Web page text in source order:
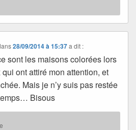
28/09/2014 à 15:37 a dit :
sont les maisons colorées lors
ont attiré mon attention, et
Mais je n’y suis pas restée
Bisous